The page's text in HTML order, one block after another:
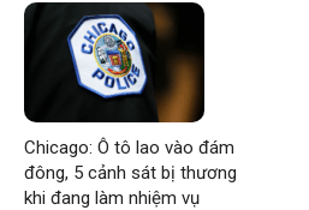
Chicago: Ô tô lao vào đám
đông, 5 cảnh sát bị thương
khi đang làm nhiệm vụ